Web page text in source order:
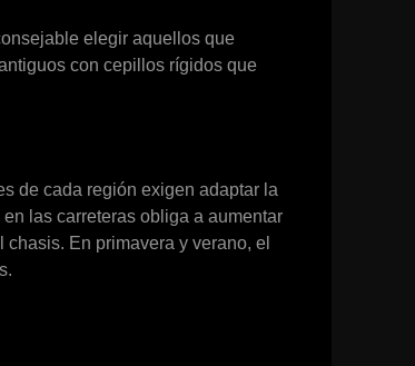
elegir aquellos que
con cepillos rígidos que
de cada región exigen adaptar la
las carreteras obliga a aumentar
En primavera y verano, el